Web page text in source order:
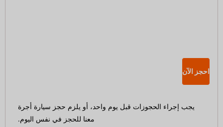
احجز الآن
يجب إجراء الحجوزات قبل يوم واحد، أو يلزم حجز سيارة أجرة
معنا للحجز في نفس اليوم.